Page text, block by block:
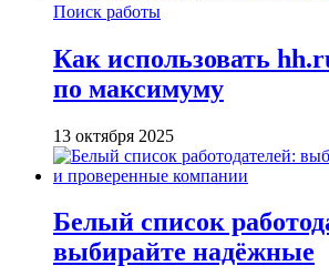
Поиск работы
Как использовать
по максимуму
13 октября 2025
Белый список
выбирайте надёжные